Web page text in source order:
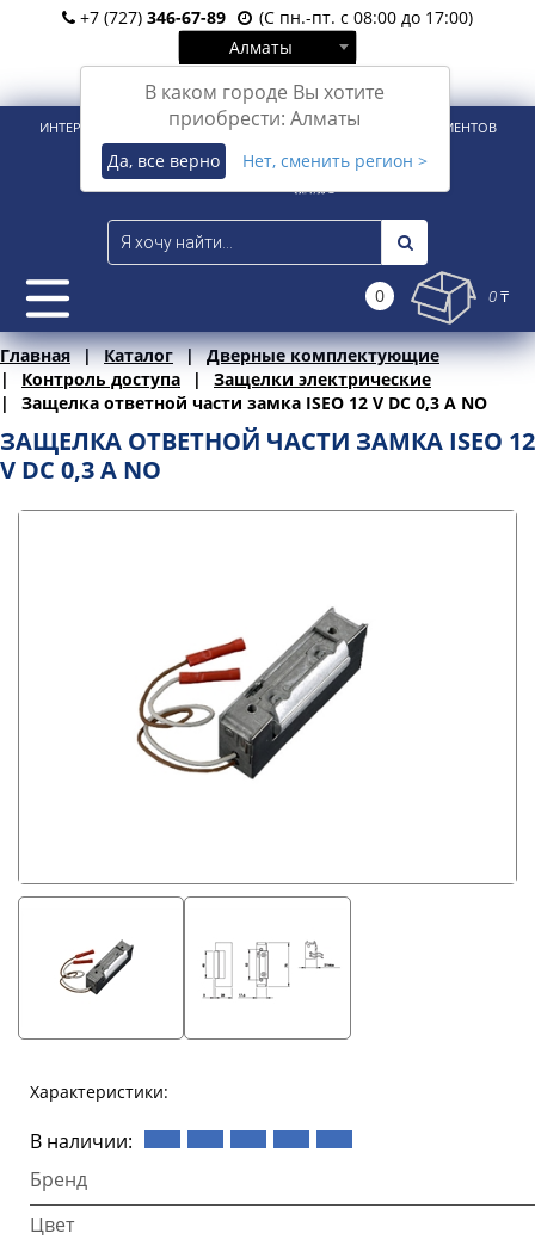
+7 (727) 346-67-89
(С пн.-пт. с 08:00 до 17:00)
Алматы
В каком городе Вы хотите
приобрести: Алматы
Да, все верно Нет, сменить регион >
Вход Регистрация
ИНТЕРНЕТ-МАГАЗИН ДЛЯ РОЗНИЧНЫХ И КОРПОРАТИВНЫХ КЛИЕНТОВ
0 0 ₸
Главная Каталог
Дверные комплектующие
Контроль доступа
Защелки электрические
Защелка ответной части замка ISEO 12 V DC 0,3 A NO
ЗАЩЕЛКА ОТВЕТНОЙ ЧАСТИ ЗАМКА ISEO 12
V DC 0,3 A NO
Характеристики:
В наличии:
Бренд
Цвет